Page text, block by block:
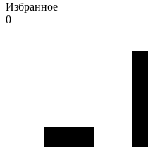
Избранное
0